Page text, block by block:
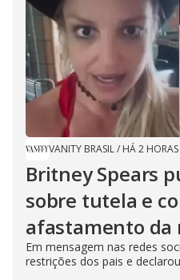
VANITY BRASIL/ HÁ 2 HORAS
Britney Spears
sobre tutela e
afastamento da
Em mensagem nas redes
restrições dos pais e